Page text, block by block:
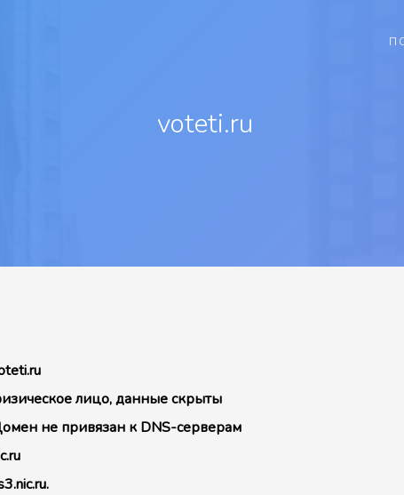
voteti.ru
лицо, данные скрыты
не привязан к DNS-серверам